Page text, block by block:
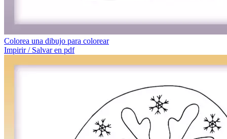
Colorea una dibujo para colorear
Impirir / Salvar en pdf